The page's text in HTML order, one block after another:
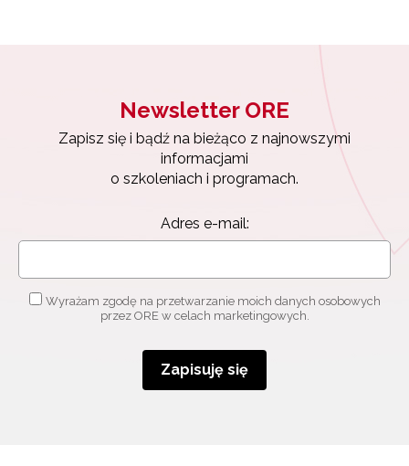
Newsletter ORE
Zapisz się i bądź na bieżąco z najnowszymi
informacjami
o szkoleniach i programach.
Adres e-mail:
Wyrażam zgodę na przetwarzanie moich danych osobowych
przez ORE w celach marketingowych.
Zapisuję się